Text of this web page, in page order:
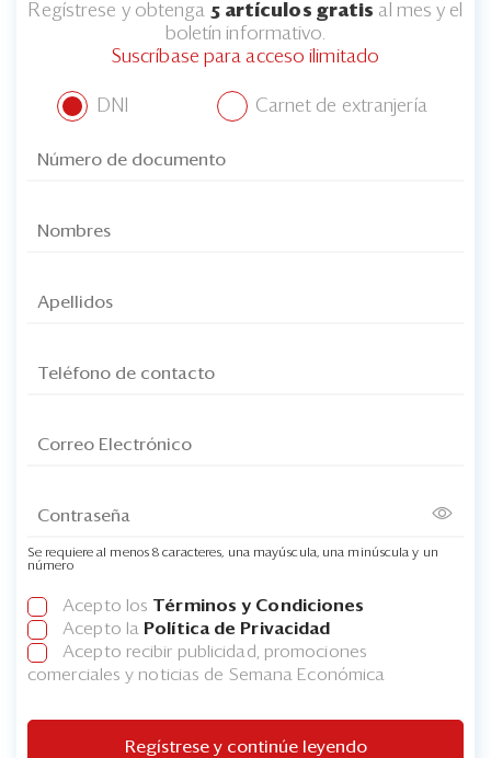
Regístrese y obtenga 5 artículos gratis al mes y el
boletín informativo.
Suscríbase para acceso ilimitado
DNI Carnet de extranjería
Se requiere al menos 8 caracteres, una mayúscula, una minúscula y un
número
Acepto los Términos y Condiciones
Acepto la Política de Privacidad
Acepto recibir publicidad, promociones
comerciales y noticias de Semana Económica
Regístrese y continúe leyendo